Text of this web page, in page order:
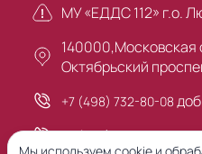
МУ «ЕДДС 112» г.о.
Октябрьский
+7 (498) 732-80-08
+7 (495) 503-30-00